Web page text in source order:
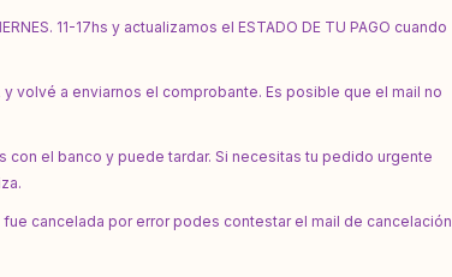
11-17hs y actualizamos el ESTADO DE TU PAGO cuando
volvé a enviarnos el comprobante. Es posible que el mail no
con el banco y puede tardar. Si necesitas tu pedido urgente
cancelada por error podes contestar el mail de cancelación